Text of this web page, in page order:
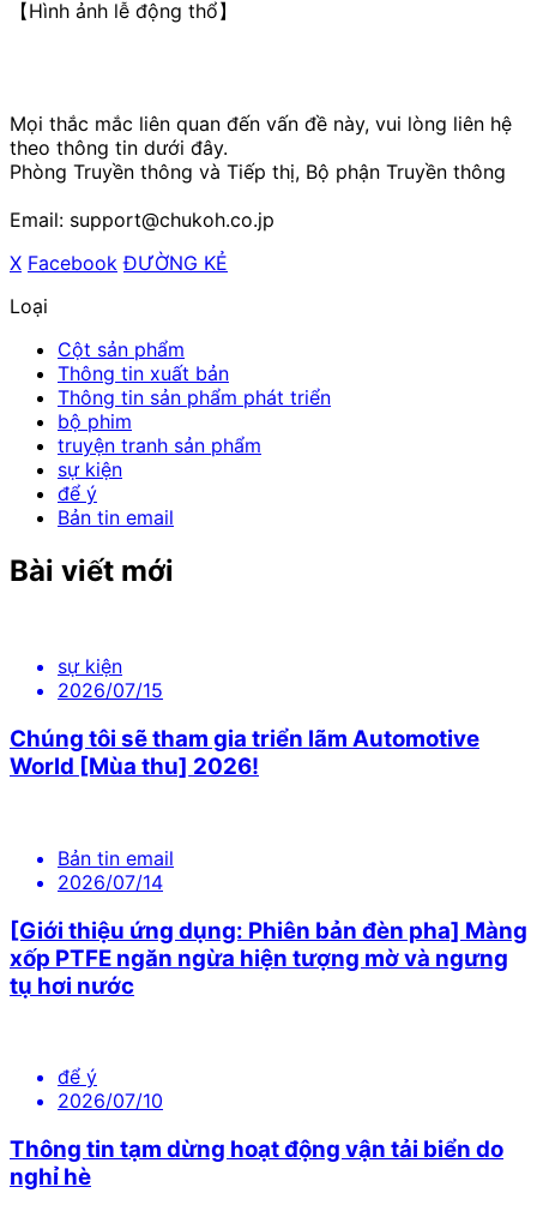
【Hình ảnh lễ động thổ】
Mọi thắc mắc liên quan đến vấn đề này, vui lòng liên hệ
theo thông tin dưới đây.
Phòng Truyền thông và Tiếp thị, Bộ phận Truyền thông
Email: support@chukoh.co.jp
X Facebook ​ ​ĐƯỜNG KẺ
Loại
Cột sản phẩm
Thông tin xuất bản
Thông tin sản phẩm phát triển
bộ phim
truyện tranh sản phẩm
sự kiện
để ý
Bản tin email
Bài viết mới
sự kiện
2026/07/15
Chúng tôi sẽ tham gia triển lãm Automotive
World [Mùa thu] 2026!
Bản tin email
2026/07/14
[Giới thiệu ứng dụng: Phiên bản đèn pha] Màng
xốp PTFE ngăn ngừa hiện tượng mờ và ngưng
tụ hơi nước
để ý
2026/07/10
Thông tin tạm dừng hoạt động vận tải biển do
nghỉ hè